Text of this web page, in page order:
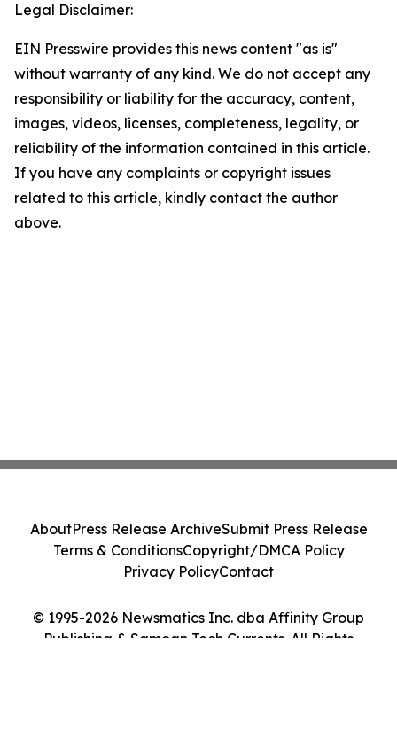
Legal Disclaimer:
EIN Presswire provides this news content "as is"
without warranty of any kind. We do not accept any
responsibility or liability for the accuracy, content,
images, videos, licenses, completeness, legality, or
reliability of the information contained in this article.
If you have any complaints or copyright issues
related to this article, kindly contact the author
above.
© 1995-2026 Newsmatics Inc. dba Affinity Group
Publishing & Samoan Tech Currents. All Rights
AboutPress Release ArchiveSubmit Press Release
Terms & ConditionsCopyright/DMCA Policy
Privacy PolicyContact